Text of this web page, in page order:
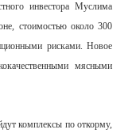
инвестора Муслима
стоимостью около 300
рисками. Новое
мясными
комплексы по откорму,